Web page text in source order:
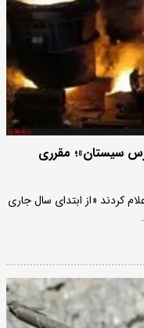
سیستان»؛ مقرری
کردند «از ابتدای سال جاری